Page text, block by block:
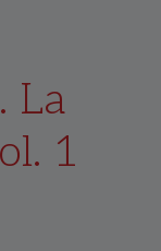
La
1